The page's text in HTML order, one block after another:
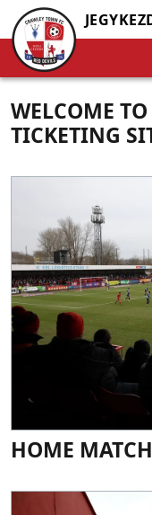
WELCOME
TICKETING
HOME